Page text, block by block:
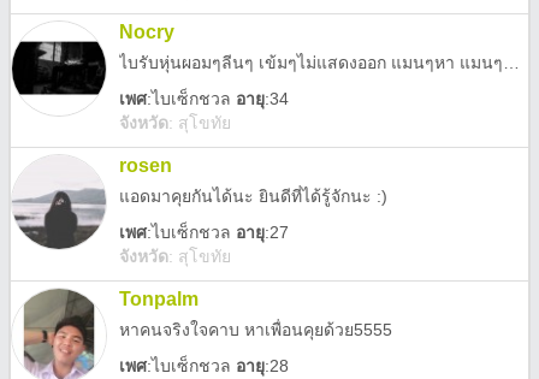
Nocry
เพศ:ไบเซ็กชวล อายุ:34
จังหวัด: สุโขทัย
rosen
แอดมาคุยกันได้นะ ยินดีที่ได้รู้จักนะ :)
เพศ:ไบเซ็กชวล อายุ:27
จังหวัด: สุโขทัย
Tonpalm
หาคนจริงใจคาบ หาเพื่อนคุยด้วย5555
เพศ:ไบเซ็กชวล อายุ:28